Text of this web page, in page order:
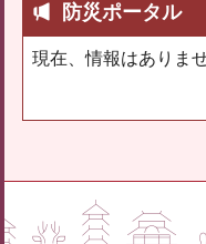
防災ポータル
現在、情報はありませ